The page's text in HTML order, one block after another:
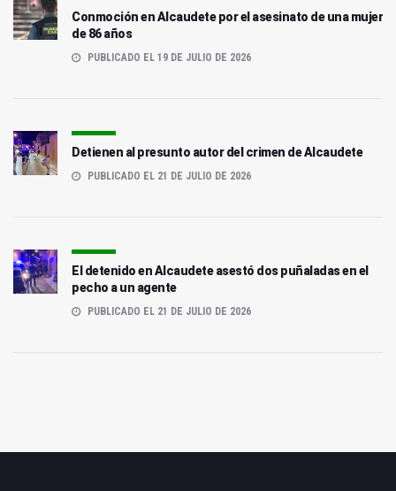
Conmoción en Alcaudete por el asesinato de una mujer
de 86 años
PUBLICADO EL 19 DE JULIO DE 2026
Detienen al presunto autor del crimen de Alcaudete
PUBLICADO EL 21 DE JULIO DE 2026
El detenido en Alcaudete asestó dos puñaladas en el
pecho a un agente
PUBLICADO EL 21 DE JULIO DE 2026